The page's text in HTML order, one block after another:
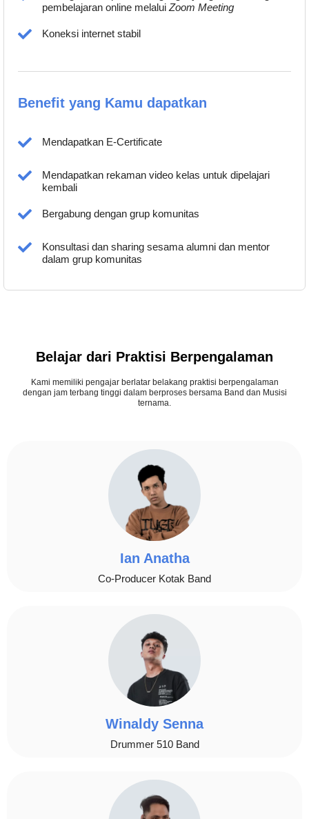
pembelajaran online melalui Zoom Meeting
Koneksi internet stabil
Benefit yang Kamu dapatkan
Mendapatkan E-Certificate
Mendapatkan rekaman video kelas untuk dipelajari
kembali
Bergabung dengan grup komunitas
Konsultasi dan sharing sesama alumni dan mentor
dalam grup komunitas
Belajar dari Praktisi Berpengalaman
Kami memiliki pengajar berlatar belakang praktisi berpengalaman
dengan jam terbang tinggi dalam berproses bersama Band dan Musisi
ternama.
Ian Anatha
Co-Producer Kotak Band
Winaldy Senna
Drummer 510 Band